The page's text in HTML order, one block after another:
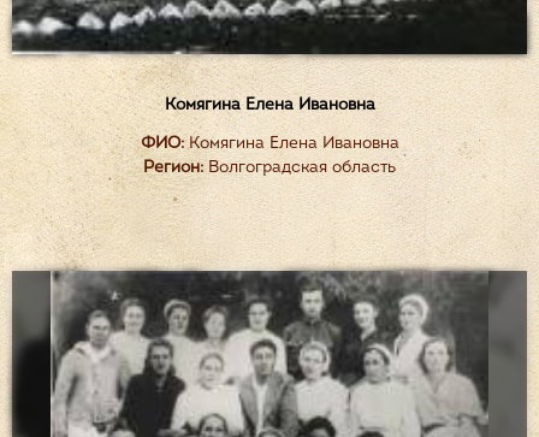
Комягина Елена Ивановна
ФИО:Комягина Елена Ивановна
Регион: Волгоградская область